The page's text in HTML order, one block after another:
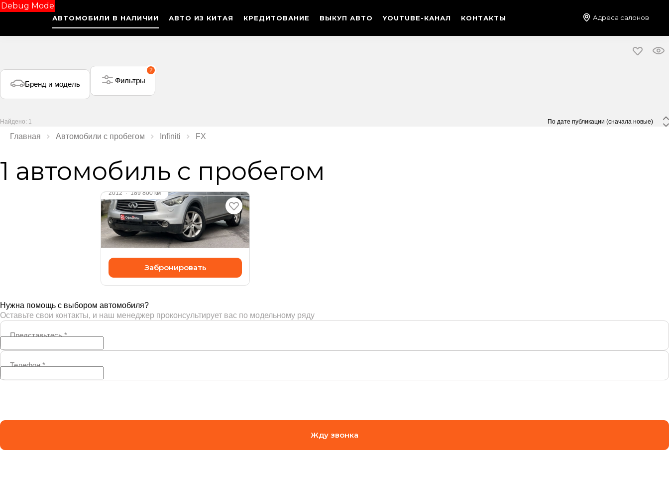
Debug Mode
АВТОМОБИЛИ В НАЛИЧИИ АВТО ИЗ КИТАЯ КРЕДИТОВАНИЕ ВЫКУП АВТО YOUTUBE-КАНАЛ КОНТАКТЫ Адреса салонов
Бренд и модель
2
Фильтры
Найдено: 1
Главная Автомобили с пробегом Infiniti FX
1 автомобиль с пробегом
Видео
2012·189 800 км
Infiniti FX
3 л (238 л.с.), АКПП, дизель, полный
1 400 000 ₽
Забронировать
Нужна помощь с выбором автомобиля?
Оставьте свои контакты, и наш менеджер проконсультирует вас по модельному ряду
Представьтесь*
Телефон*
Жду звонка